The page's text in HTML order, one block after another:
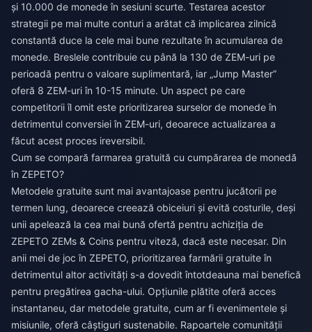
și 10.000 de monede în sesiuni scurte. Testarea acestor
strategii pe mai multe conturi a arătat că implicarea zilnică
constantă duce la cele mai bune rezultate în acumularea de
monede. Breslele contribuie cu până la 130 de ZEM-uri pe
perioadă pentru o valoare suplimentară, iar „Jump Master”
oferă 8 ZEM-uri în 10-15 minute. Un aspect pe care
competitorii îl omit este prioritizarea surselor de monede în
detrimentul conversiei în ZEM-uri, deoarece actualizarea a
făcut acest proces ireversibil.
Cum se compară farmarea gratuită cu cumpărarea de monedă
în ZEPETO?
Metodele gratuite sunt mai avantajoase pentru jucătorii pe
termen lung, deoarece creează obiceiuri și evită costurile, deși
unii apelează la cea mai bună ofertă pentru achiziția de
ZEPETO ZEMs & Coins pentru viteză, dacă este necesar. Din
anii mei de joc în ZEPETO, prioritizarea farmării gratuite în
detrimentul altor activități s-a dovedit întotdeauna mai benefică
pentru pregătirea gacha-ului. Opțiunile plătite oferă acces
instantaneu, dar metodele gratuite, cum ar fi evenimentele și
misiunile, oferă câștiguri sustenabile. Rapoartele comunității